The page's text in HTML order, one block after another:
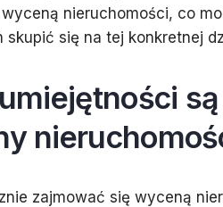
nieruchomości, co
skupić się na tej konkretnej
zajmować się wyceną